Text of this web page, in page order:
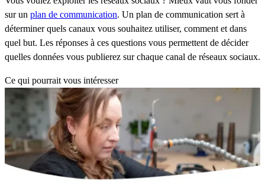
sur un plan de communication. Un plan de communication sert à
déterminer quels canaux vous souhaitez utiliser, comment et dans
quel but. Les réponses à ces questions vous permettent de décider
quelles données vous publierez sur chaque canal de réseaux sociaux.
Ce qui pourrait vous intéresser